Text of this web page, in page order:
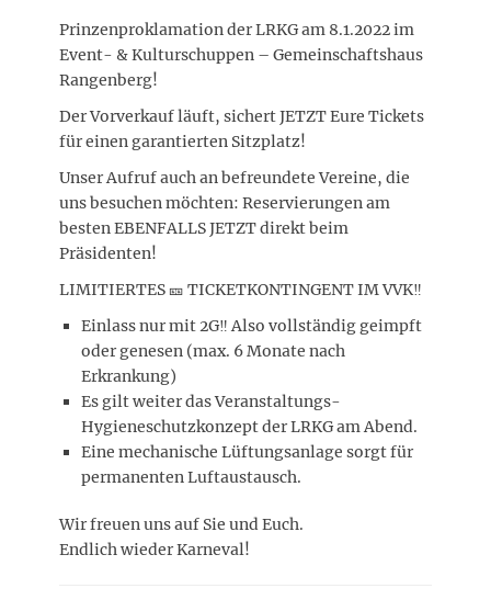
Prinzenproklamation der LRKG am 8.1.2022 im
Event- & Kulturschuppen – Gemeinschaftshaus
Rangenberg!
Der Vorverkauf läuft, sichert JETZT Eure Tickets
für einen garantierten Sitzplatz!
Unser Aufruf auch an befreundete Vereine, die
uns besuchen möchten: Reservierungen am
besten EBENFALLS JETZT direkt beim
Präsidenten!
LIMITIERTES 🎫 TICKETKONTINGENT IM VVK‼️
Einlass nur mit 2G‼️ Also vollständig geimpft
oder genesen (max. 6 Monate nach
Erkrankung)
Es gilt weiter das Veranstaltungs-
Hygieneschutzkonzept der LRKG am Abend.
Eine mechanische Lüftungsanlage sorgt für
permanenten Luftaustausch.
Wir freuen uns auf Sie und Euch.
Endlich wieder Karneval!